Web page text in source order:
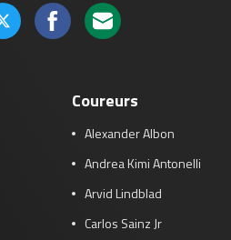
zo 21:00 - 23:00
27 - 29 nov
za 15:00 - 16:00
Coureurs
Alexander Albon
Andrea Kimi Antonelli
Arvid Lindblad
Carlos Sainz Jr